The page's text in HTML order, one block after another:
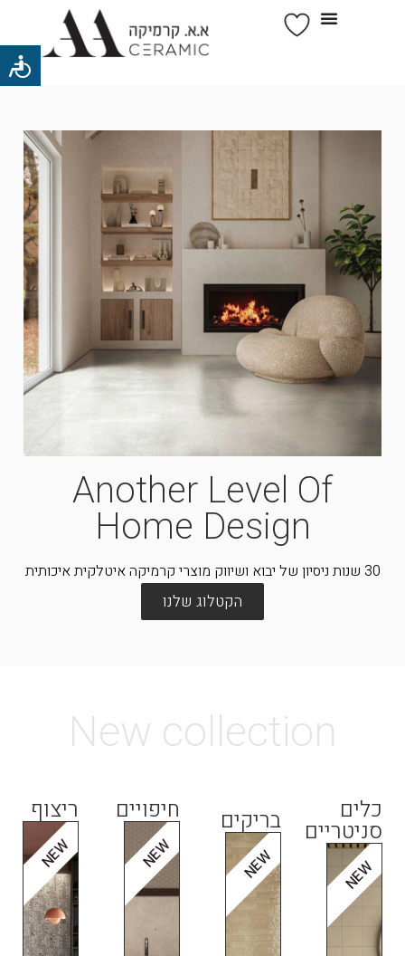
Another Level Of
Home Design
30 שנות ניסיון של יבוא ושיווק מוצרי קרמיקה איטלקית איכותית
הקטלוג שלנו
New collection
כלים
סניטריים
NEW
בריקים
NEW
חיפויים
NEW
ריצוף
NEW